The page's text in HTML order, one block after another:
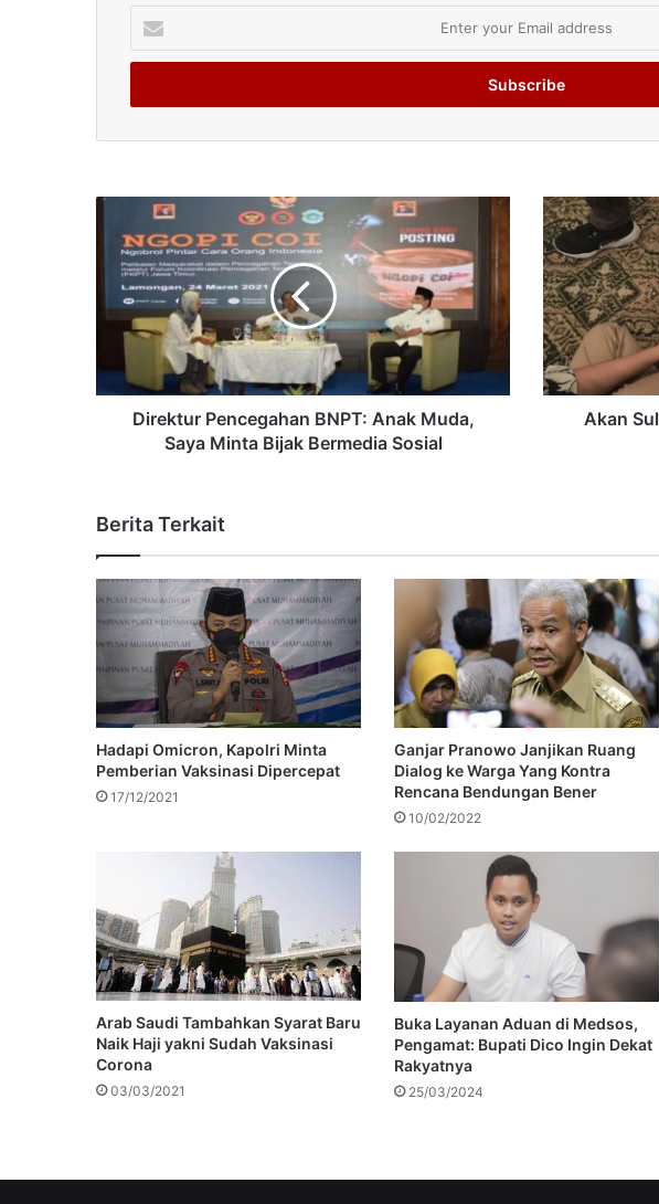
your
Email
Direktur Pencegahan BNPT: Anak Muda,
Saya Minta Bijak Bermedia Sosial
Akan
Berita Terkait
Hadapi Omicron, Kapolri Minta
Pemberian Vaksinasi Dipercepat
17/12/2021
Ganjar Pranowo Janjikan Ruang
Dialog ke Warga Yang Kontra
Rencana Bendungan Bener
10/02/2022
Arab Saudi Tambahkan Syarat Baru
Naik Haji yakni Sudah Vaksinasi
Corona
03/03/2021
Buka Layanan Aduan di Medsos,
Pengamat: Bupati Dico Ingin Dekat
Rakyatnya
25/03/2024